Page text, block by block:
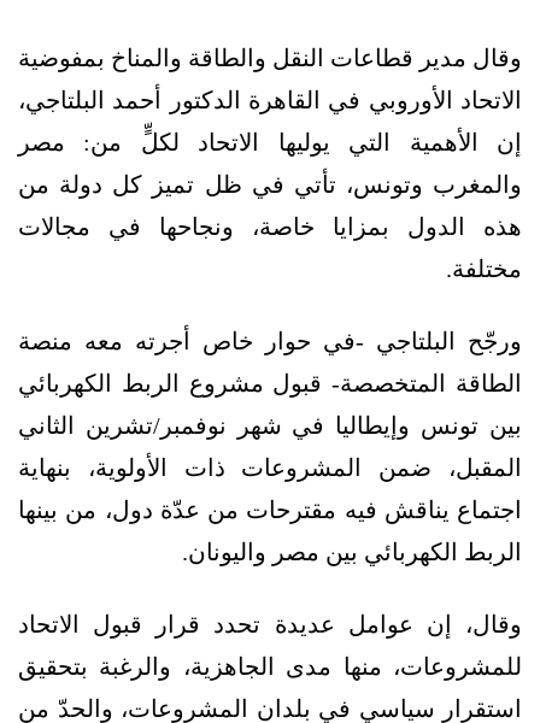
وقال مدير قطاعات النقل والطاقة والمناخ بمفوضية
الاتحاد الأوروبي في القاهرة الدكتور أحمد البلتاجي،
إن الأهمية التي يوليها الاتحاد لكلٍّ من: مصر
والمغرب وتونس، تأتي في ظل تميز كل دولة من
هذه الدول بمزايا خاصة، ونجاحها في مجالات
مختلفة.
ورجّح البلتاجي -في حوار خاص أجرته معه منصة
الطاقة المتخصصة- قبول مشروع الربط الكهربائي
بين تونس وإيطاليا في شهر نوفمبر/تشرين الثاني
المقبل، ضمن المشروعات ذات الأولوية، بنهاية
اجتماع يناقش فيه مقترحات من عدّة دول، من بينها
الربط الكهربائي بين مصر واليونان.
وقال، إن عوامل عديدة تحدد قرار قبول الاتحاد
للمشروعات، منها مدى الجاهزية، والرغبة بتحقيق
استقرار سياسي في بلدان المشروعات، والحدّ من